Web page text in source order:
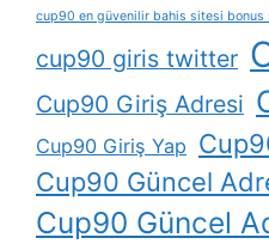
cup90 en güvenilir bahis sitesi
cup90 giris twitter
Cup90 Giriş Adresi
Cup90 Giriş Yap
Cup90 Güncel
Cup90 Güncel